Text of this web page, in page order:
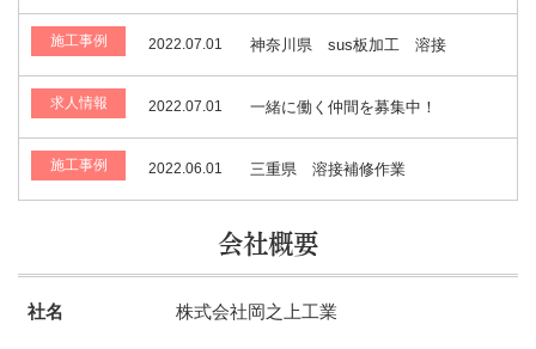
施工事例 2022.07.01 神奈川県 sus板加工 溶接
求人情報 2022.07.01 一緒に働く仲間を募集中！
施工事例 2022.06.01 三重県 溶接補修作業
会社概要
社名 株式会社岡之上工業